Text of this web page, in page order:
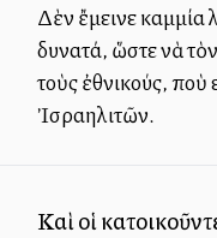
Δὲν ἔμεινε καμμία
δυνατά, ὥστε νὰ
τοὺς ἐθνικούς, ποὺ
Ἰσραηλιτῶν.
Καὶ οἱ